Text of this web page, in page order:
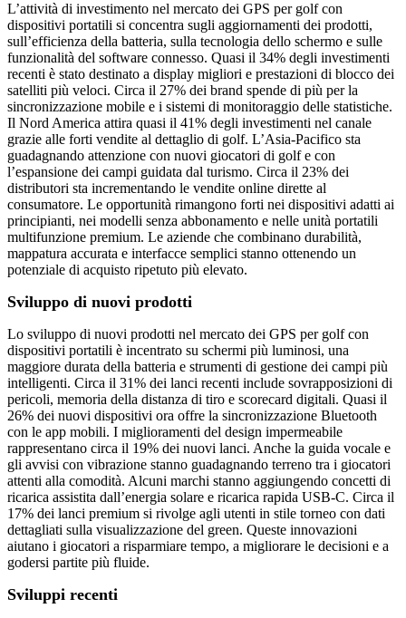
L’attività di investimento nel mercato dei GPS per golf con
dispositivi portatili si concentra sugli aggiornamenti dei prodotti,
sull’efficienza della batteria, sulla tecnologia dello schermo e sulle
funzionalità del software connesso. Quasi il 34% degli investimenti
recenti è stato destinato a display migliori e prestazioni di blocco dei
satelliti più veloci. Circa il 27% dei brand spende di più per la
sincronizzazione mobile e i sistemi di monitoraggio delle statistiche.
Il Nord America attira quasi il 41% degli investimenti nel canale
grazie alle forti vendite al dettaglio di golf. L’Asia-Pacifico sta
guadagnando attenzione con nuovi giocatori di golf e con
l’espansione dei campi guidata dal turismo. Circa il 23% dei
distributori sta incrementando le vendite online dirette al
consumatore. Le opportunità rimangono forti nei dispositivi adatti ai
principianti, nei modelli senza abbonamento e nelle unità portatili
multifunzione premium. Le aziende che combinano durabilità,
mappatura accurata e interfacce semplici stanno ottenendo un
potenziale di acquisto ripetuto più elevato.
Sviluppo di nuovi prodotti
Lo sviluppo di nuovi prodotti nel mercato dei GPS per golf con
dispositivi portatili è incentrato su schermi più luminosi, una
maggiore durata della batteria e strumenti di gestione dei campi più
intelligenti. Circa il 31% dei lanci recenti include sovrapposizioni di
pericoli, memoria della distanza di tiro e scorecard digitali. Quasi il
26% dei nuovi dispositivi ora offre la sincronizzazione Bluetooth
con le app mobili. I miglioramenti del design impermeabile
rappresentano circa il 19% dei nuovi lanci. Anche la guida vocale e
gli avvisi con vibrazione stanno guadagnando terreno tra i giocatori
attenti alla comodità. Alcuni marchi stanno aggiungendo concetti di
ricarica assistita dall’energia solare e ricarica rapida USB-C. Circa il
17% dei lanci premium si rivolge agli utenti in stile torneo con dati
dettagliati sulla visualizzazione del green. Queste innovazioni
aiutano i giocatori a risparmiare tempo, a migliorare le decisioni e a
godersi partite più fluide.
Sviluppi recenti